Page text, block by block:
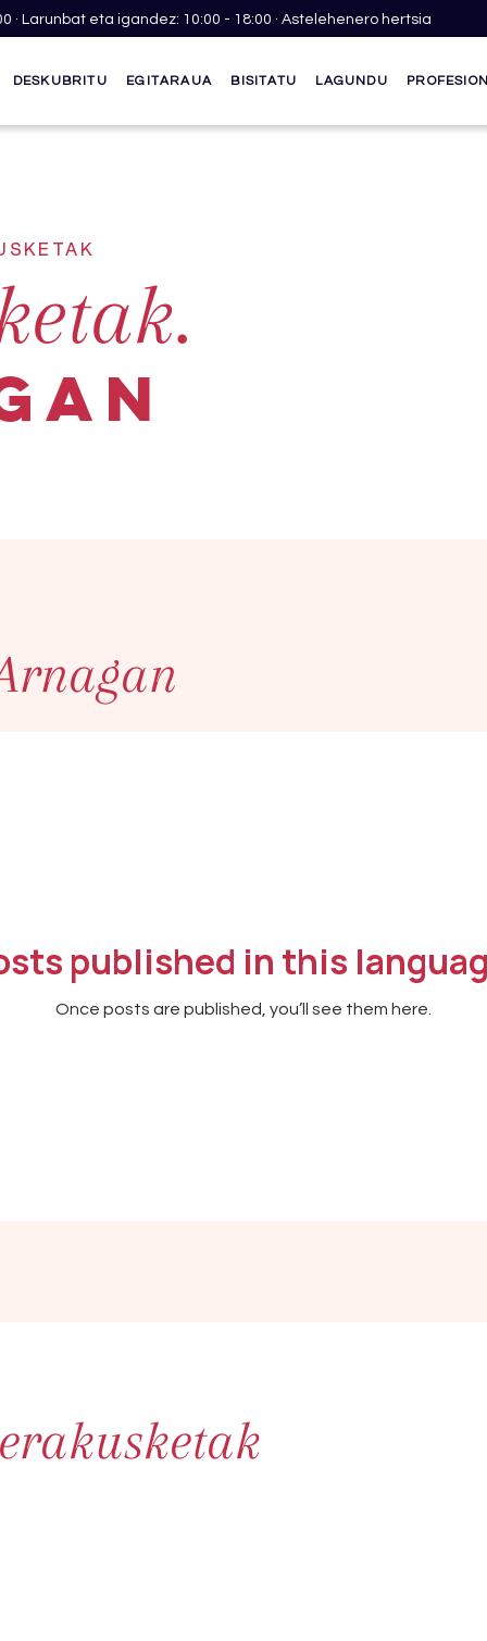
· Larunbat eta igandez: 10:00 - 18:00 · Astelehenero hertsia
DESKUBRITU EGITARAUA BISITATU LAGUNDU
published in this
Once posts are published, you’ll see them here.